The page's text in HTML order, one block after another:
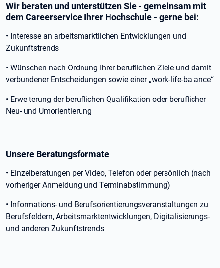
Wir beraten und unterstützen Sie - gemeinsam mit
dem Careerservice Ihrer Hochschule - gerne bei:
• Interesse an arbeitsmarktlichen Entwicklungen und
Zukunftstrends
• Wünschen nach Ordnung Ihrer beruflichen Ziele und damit
verbundener Entscheidungen sowie einer „work-life-balance“
• Erweiterung der beruflichen Qualifikation oder beruflicher
Neu- und Umorientierung
Unsere Beratungsformate
• Einzelberatungen per Video, Telefon oder persönlich (nach
vorheriger Anmeldung und Terminabstimmung)
• Informations- und Berufsorientierungsveranstaltungen zu
Berufsfeldern, Arbeitsmarktentwicklungen, Digitalisierungs-
und anderen Zukunftstrends